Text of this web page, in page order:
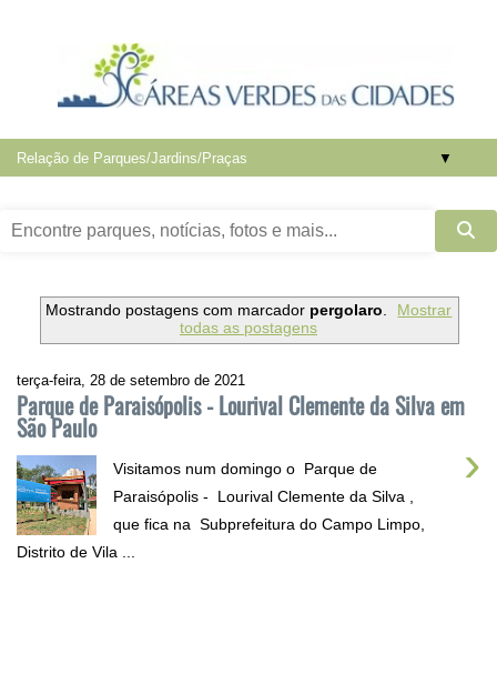
▼
Mostrando postagens com marcador pergolaro.
Mostrar
todas as postagens
terça-feira, 28 de setembro de 2021
Parque de Paraisópolis - Lourival Clemente da Silva em
São Paulo
›
Visitamos num domingo o Parque de
Paraisópolis - Lourival Clemente da Silva ,
que fica na Subprefeitura do Campo Limpo,
Distrito de Vila ...